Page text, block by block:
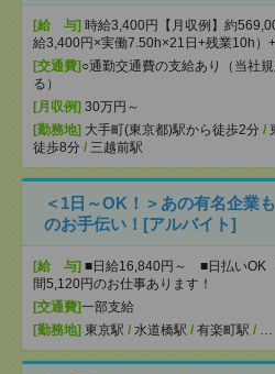
[給 与] 時給3,400円【月収例】約
給3,400円×実働7.50h×21日+残業10h）
[交通費]○通勤交通費の支給あり（当社規
る）
[月収例] 30万円～
[勤務地] 大手町(東京都)駅から徒歩2分 /
徒歩8分 / 三越前駅
＜1日～OK！＞あの有名企業
のお手伝い！[アルバイト]
[給 与] ■日給16,840円～ ■日払いOK
間5,120円のお仕事あります！
[交通費]一部支給
[勤務地] 東京駅 / 水道橋駅 / 有楽町駅 /